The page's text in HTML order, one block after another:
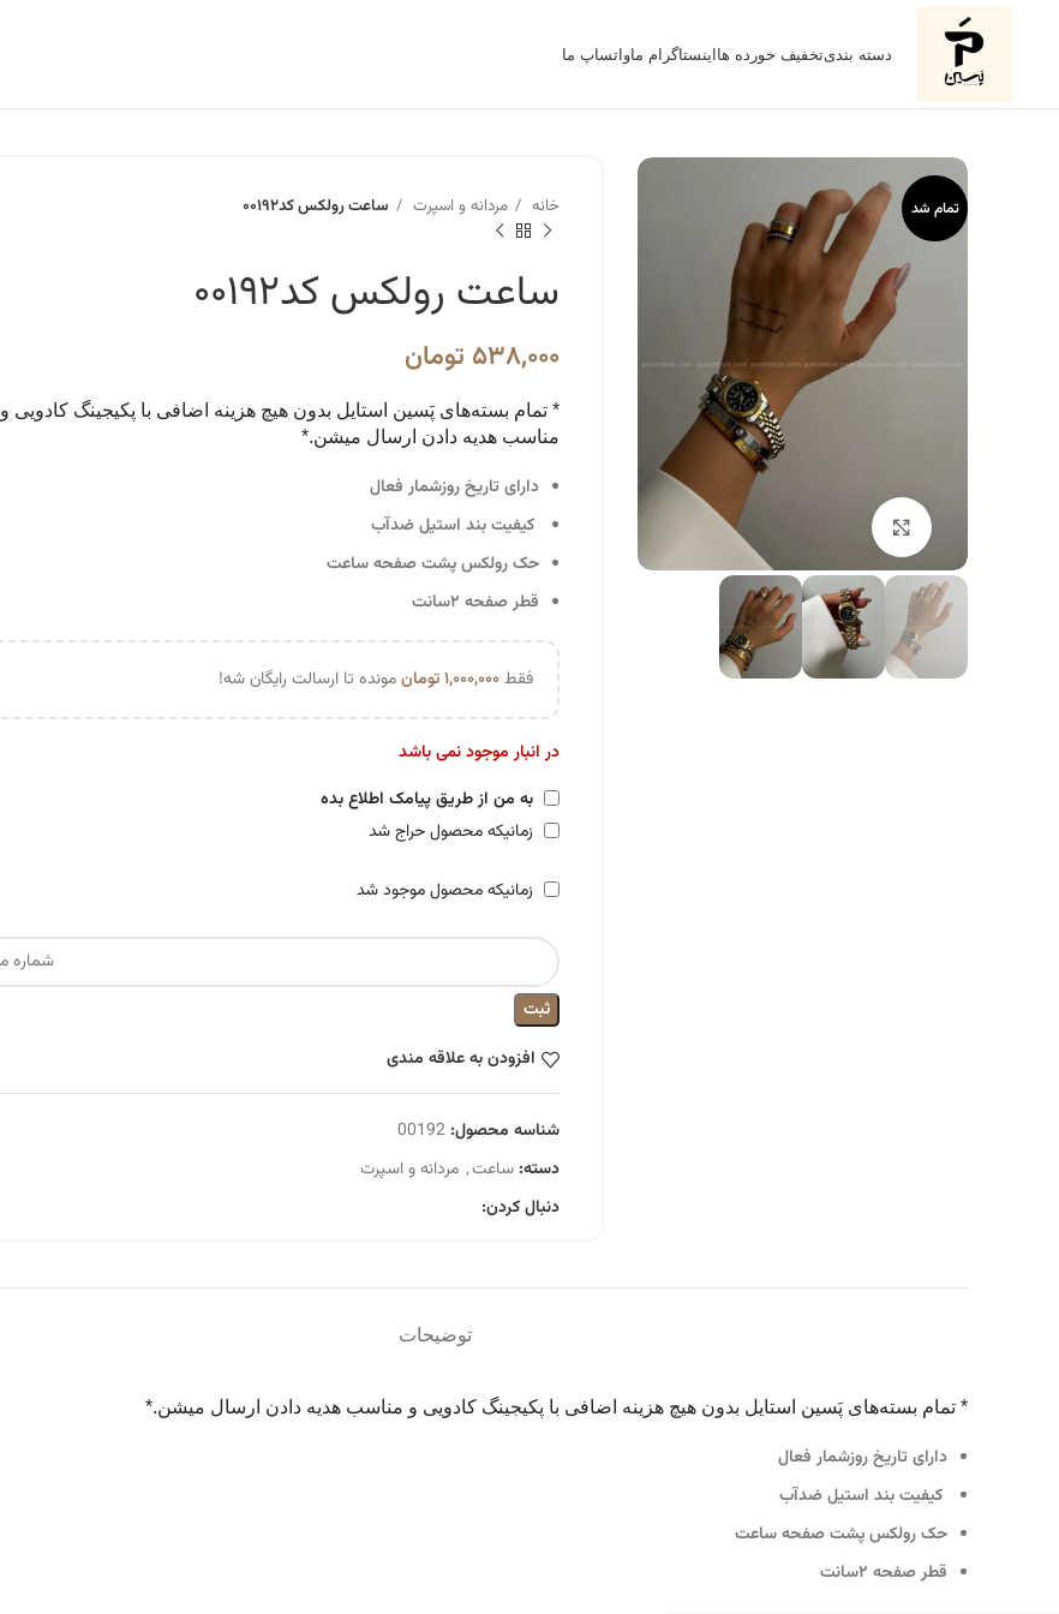
دسته بندیتخفیف خورده هااینستاگرام ماواتساپ ما
تمام شد
برای بزرگنمایی کلیک کنید
خانه مردانه و اسپرت ساعت رولکس کد۰۰۱۹۲
ساعت رولکس کد۰۰۱۹۲
۵۳۸,۰۰۰ تومان
* تمام بسته‌های پَسین استایل بدون هیچ هزینه اضافی با پکیجینگ کادویی و
مناسب هدیه دادن ارسال میشن.*
دارای تاریخ روزشمار فعال
کیفیت بند استیل ضدآب
حک رولکس پشت صفحه ساعت
قطر صفحه ۲سانت
فقط۱,۰۰۰,۰۰۰ تومانمونده تا ارسالت رایگان شه!
در انبار موجود نمی باشد
به من از طریق پیامک اطلاع بده
زمانیکه محصول حراج شد
زمانیکه محصول موجود شد
ثبت
افزودن به علاقه مندی
شناسه محصول:00192
دسته: ساعت, مردانه و اسپرت
دنبال کردن:
توضیحات
* تمام بسته‌های پَسین استایل بدون هیچ هزینه اضافی با پکیجینگ کادویی و مناسب هدیه دادن ارسال میشن.*
دارای تاریخ روزشمار فعال
کیفیت بند استیل ضدآب
حک رولکس پشت صفحه ساعت
قطر صفحه ۲سانت